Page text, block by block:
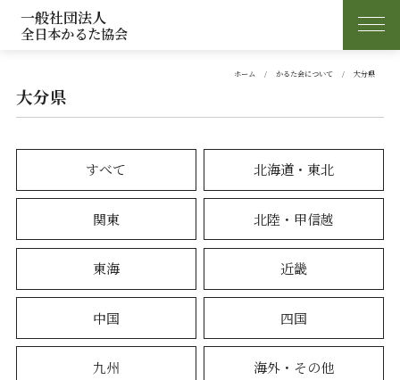
一般社団法人
全日本かるた協会
ホーム かるた会について 大分県
大分県
すべて 北海道・東北
関東 北陸・甲信越
東海 近畿
中国 四国
九州 海外・その他